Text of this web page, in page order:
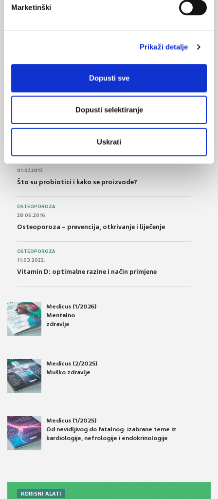
Marketinški
Prikaži detalje
Dopusti sve
Dopusti selektiranje
Uskrati
UN: Opada godišnja stopa smrtnosti djece
BOL
Bolna leđa - medicinske vježbe (nove smjernice)
Nesteroidni antireumatici i gastrointestinalna
01.07.2017.
Što su probiotici i kako se proizvode?
OSTEOPOROZA
28.06.2016.
Osteoporoza – prevencija, otkrivanje i liječenje
OSTEOPOROZA
11.03.2022.
Vitamin D: optimalne razine i način primjene
Medicus (1/2026)
Mentalno
zdravlje
Medicus (2/2025)
Muško zdravlje
Medicus (1/2025)
Od nevidljivog do fatalnog: izabrane teme iz
kardiologije, nefrologije i endokrinologije
KORISNI ALATI